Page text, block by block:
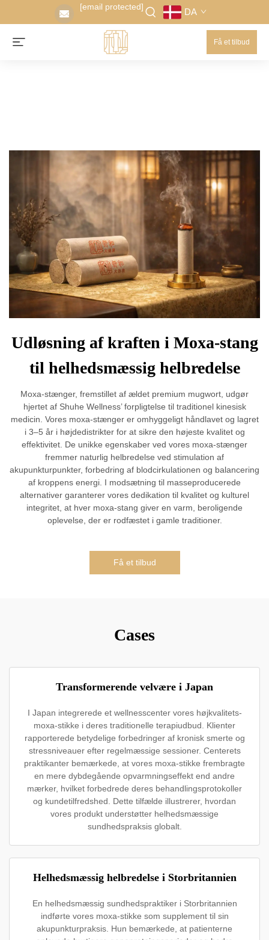
[email protected] DA
Få et tilbud
Udløsning af kraften i Moxa-stang
til helhedsmæssig helbredelse
Moxa-stænger, fremstillet af ældet premium mugwort, udgør
hjertet af Shuhe Wellness’ forpligtelse til traditionel kinesisk
medicin. Vores moxa-stænger er omhyggeligt håndlavet og lagret
i 3–5 år i højdedistrikter for at sikre den højeste kvalitet og
effektivitet. De unikke egenskaber ved vores moxa-stænger
fremmer naturlig helbredelse ved stimulation af
akupunkturpunkter, forbedring af blodcirkulationen og balancering
af kroppens energi. I modsætning til masseproducerede
alternativer garanterer vores dedikation til kvalitet og kulturel
integritet, at hver moxa-stang giver en varm, beroligende
oplevelse, der er rodfæstet i gamle traditioner.
Få et tilbud
Cases
Transformerende velvære i Japan
I Japan integrerede et wellnesscenter vores højkvalitets-
moxa-stikke i deres traditionelle terapiudbud. Klienter
rapporterede betydelige forbedringer af kronisk smerte og
stressniveauer efter regelmæssige sessioner. Centerets
praktikanter bemærkede, at vores moxa-stikke frembragte
en mere dybdegående opvarmningseffekt end andre
mærker, hvilket forbedrede deres behandlingsprotokoller
og kundetilfredshed. Dette tilfælde illustrerer, hvordan
vores produkt understøtter helhedsmæssige
sundhedspraksis globalt.
Helhedsmæssig helbredelse i Storbritannien
En helhedsmæssig sundhedspraktiker i Storbritannien
indførte vores moxa-stikke som supplement til sin
akupunkturpraksis. Hun bemærkede, at patienterne